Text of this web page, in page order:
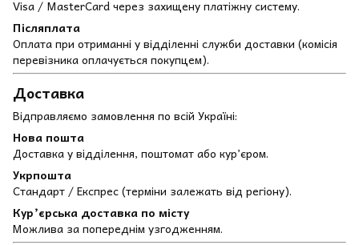
Visa / MasterCard через захищену платіжну систему.
Післяплата
Оплата при отриманні у відділенні служби доставки (комісія
перевізника оплачується покупцем).
Доставка
Відправляємо замовлення по всій Україні:
Нова пошта
Доставка у відділення, поштомат або кур’єром.
Укрпошта
Стандарт / Експрес (терміни залежать від регіону).
Кур’єрська доставка по місту
Можлива за попереднім узгодженням.